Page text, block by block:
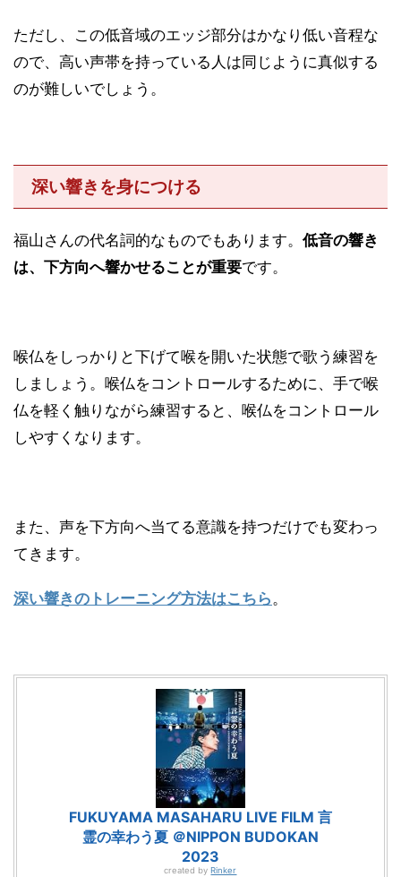
ただし、この低音域のエッジ部分はかなり低い音程な
ので、高い声帯を持っている人は同じように真似する
のが難しいでしょう。
深い響きを身につける
福山さんの代名詞的なものでもあります。 低音の響き
は、下方向へ響かせることが重要です。
喉仏をしっかりと下げて喉を開いた状態で歌う練習を
しましょう。喉仏をコントロールするために、手で喉
仏を軽く触りながら練習すると、喉仏をコントロール
しやすくなります。
また、声を下方向へ当てる意識を持つだけでも変わっ
てきます。
深い響きのトレーニング方法はこちら。
FUKUYAMA MASAHARU LIVE FILM 言
霊の幸わう夏 ＠NIPPON BUDOKAN
2023
created byRinker